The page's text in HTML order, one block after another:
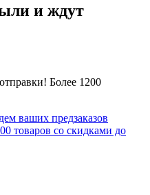
и ждут
Более 1200
ваших предзаказов
товаров со скидками до